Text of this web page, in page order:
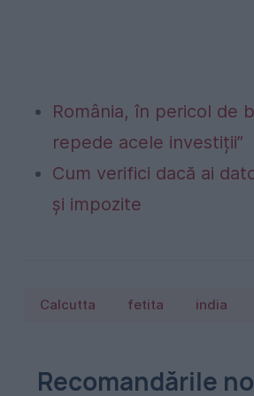
România, în pericol de
repede acele investiții”
Cum verifici dacă ai
și impozite
Calcutta fetita india
Recomandările